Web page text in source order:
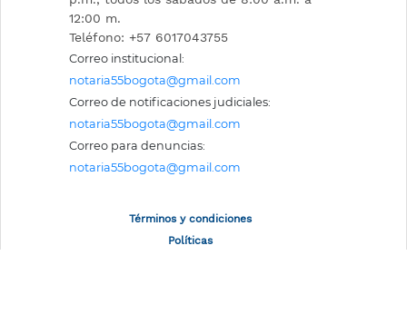
12:00 m.
Teléfono: +57 6017043755
Correo institucional:
notaria55bogota@gmail.com
Correo de notificaciones judiciales:
notaria55bogota@gmail.com
Correo para denuncias:
notaria55bogota@gmail.com
Términos y condiciones
Políticas